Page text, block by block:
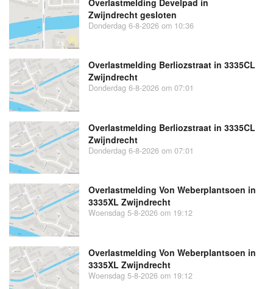
Zwijndrecht gesloten
Donderdag 6-8-2026 om 10:36
Overlastmelding Berliozstraat in 3335CL
Zwijndrecht
Donderdag 6-8-2026 om 07:01
Overlastmelding Berliozstraat in 3335CL
Zwijndrecht
Donderdag 6-8-2026 om 07:01
Overlastmelding Von Weberplantsoen in
3335XL Zwijndrecht
Woensdag 5-8-2026 om 19:12
Overlastmelding Von Weberplantsoen in
3335XL Zwijndrecht
Woensdag 5-8-2026 om 19:12